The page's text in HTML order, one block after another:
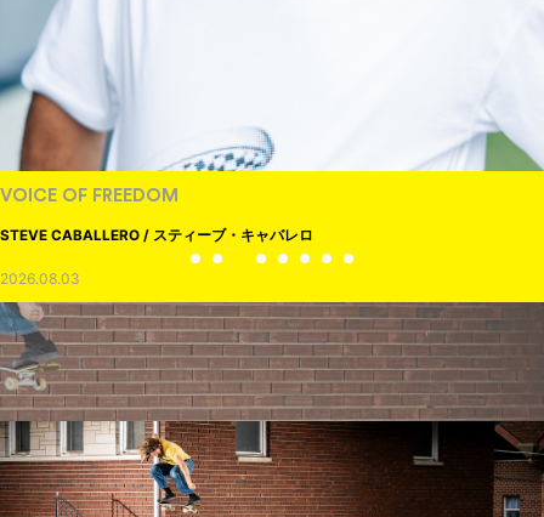
VOICE OF FREEDOM
STEVE CABALLERO / スティーブ・キャバレロ
2026.08.03